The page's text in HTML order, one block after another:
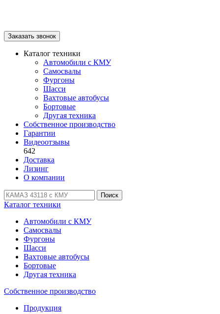
Заказать звонок
Каталог техники
Автомобили с КМУ
Самосвалы
Фургоны
Шасси
Вахтовые автобусы
Бортовые
Другая техника
Собственное производство
Гарантии
Видеоотзывы
642
Доставка
Лизинг
О компании
Поиск
Каталог техники
Автомобили с КМУ
Самосвалы
Фургоны
Шасси
Вахтовые автобусы
Бортовые
Другая техника
Собственное производство
Продукция